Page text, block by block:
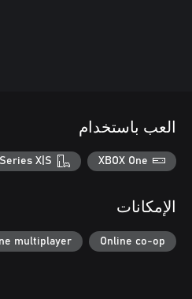
العب باستخدام
XBOX One
X|S
الإمكانات
Online co-op
multiplayer